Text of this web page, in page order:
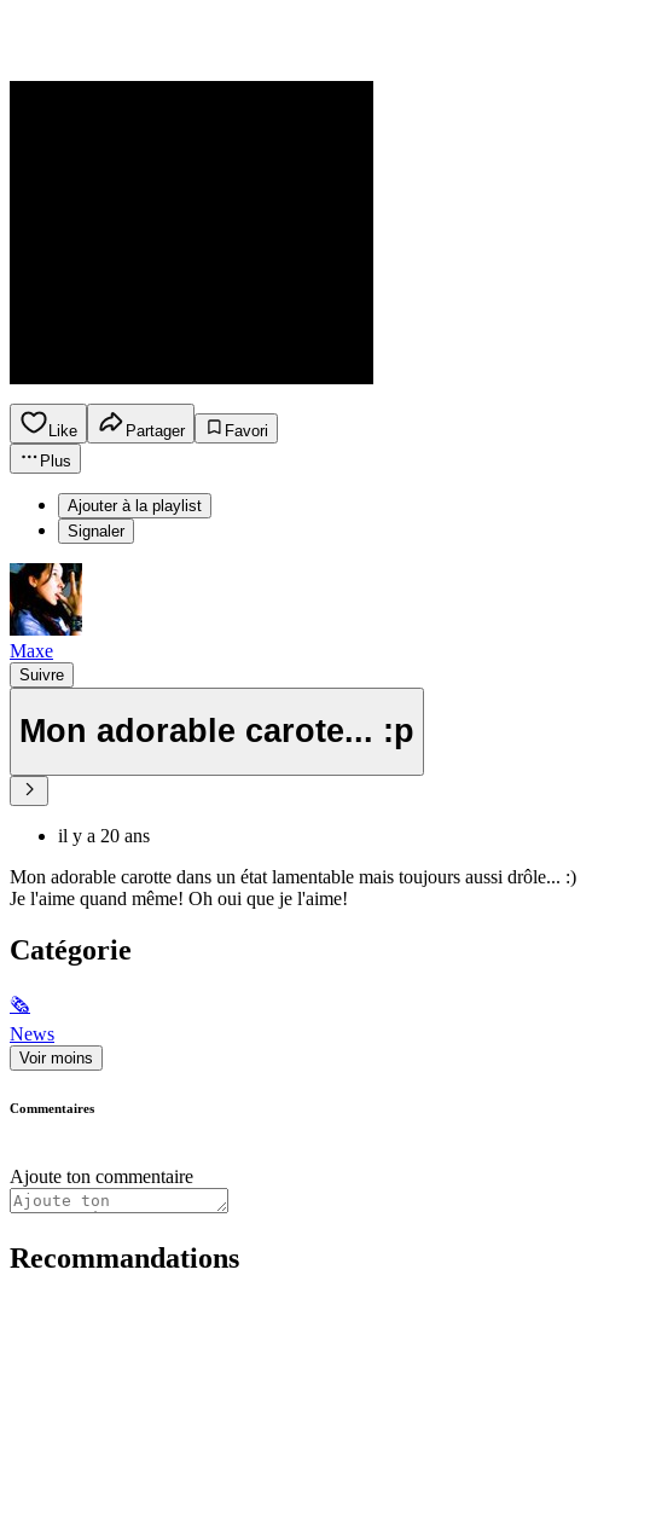
Like Partager
Favori
Plus
Ajouter à la playlist
Signaler
Maxe
Suivre
Mon adorable carote... :p
il y a 20 ans
Mon adorable carotte dans un état lamentable mais toujours aussi drôle... :)
Je l'aime quand même! Oh oui que je l'aime!
Catégorie
🗞
News
Voir moins
Commentaires
Ajoute ton commentaire
Recommandations